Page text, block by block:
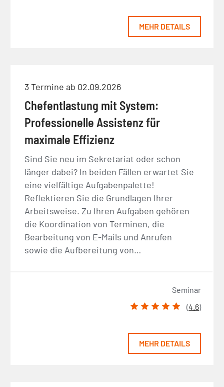
MEHR DETAILS
3 Termine ab 02.09.2026
Chefentlastung mit System:
Professionelle Assistenz für
maximale Effizienz
Sind Sie neu im Sekretariat oder schon
länger dabei? In beiden Fällen erwartet Sie
eine vielfältige Aufgabenpalette!
Reflektieren Sie die Grundlagen Ihrer
Arbeitsweise. Zu Ihren Aufgaben gehören
die Koordination von Terminen, die
Bearbeitung von E-Mails und Anrufen
sowie die Aufbereitung von…
Seminar
(4.6)
MEHR DETAILS